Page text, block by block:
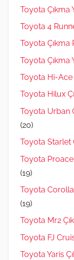
Toyota Çıkma
Toyota 4
Toyota Çıkma
Toyota
Toyota Hi-Ace
Toyota Hilux
Toyota Urban
(20)
Toyota Starlet
Toyota
(19)
Toyota
(19)
Toyota Mr2
Toyota FJ
Toyota Yaris